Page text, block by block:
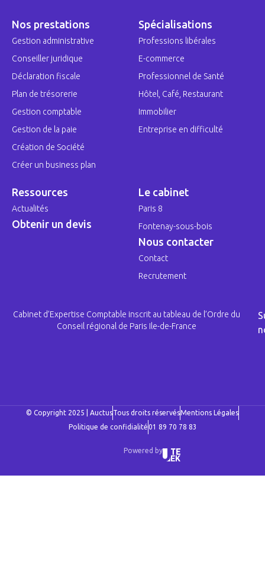
Nos prestations
Gestion administrative
Conseiller juridique
Déclaration fiscale
Plan de trésorerie
Gestion comptable
Gestion de la paie
Création de Société
Créer un business plan
Spécialisations
Professions libérales
E-commerce
Professionnel de Santé
Hôtel, Café, Restaurant
Immobilier
Entreprise en difficulté
Ressources
Actualités
Obtenir un devis
Le cabinet
Paris 8
Fontenay-sous-bois
Nous contacter
Contact
Recrutement
Cabinet d’Expertise Comptable inscrit au tableau de l’Ordre du
Conseil régional de Paris Ile-de-France
© Copyright 2025 | AuctusTous droits réservésMentions Légales
Politique de confidialité01 89 70 78 83
Powered by